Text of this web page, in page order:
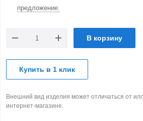
предложение.
В корзину
Купить в 1 клик
Внешний вид изделия может отличаться от
интернет-магазине.